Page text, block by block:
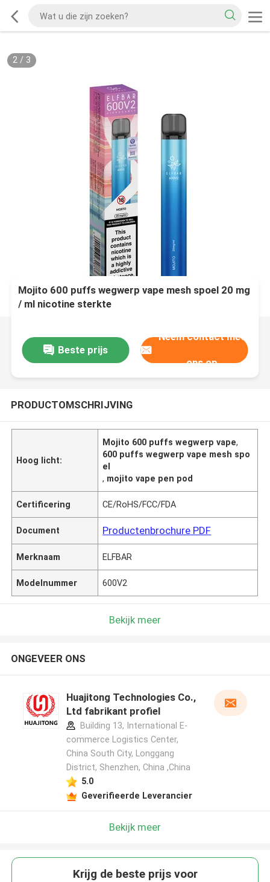
2/ 3
Mojito 600 puffs wegwerp vape mesh spoel 20 mg
/ ml nicotine sterkte
Beste prijs
Neem contact met
ons op
PRODUCTOMSCHRIJVING
Hoog licht:
Mojito 600 puffs wegwerp vape,
600 puffs wegwerp vape mesh spo
el
, mojito vape pen pod
Certificering CE/RoHS/FCC/FDA
Document Productenbrochure PDF
Merknaam ELFBAR
Modelnummer 600V2
Bekijk meer
ONGEVEER ONS
Huajitong Technologies Co.,
Ltd fabrikant profiel
Building 13, International E-
commerce Logistics Center,
China South City, Longgang
District, Shenzhen, China ,China
5.0
Geverifieerde Leverancier
Bekijk meer
Krijg de beste prijs voor